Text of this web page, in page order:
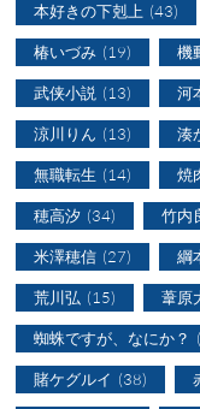
本好きの下剋上 (43)
椿いづみ (19) 機
武侠小説 (13) 河
涼川りん (13) 湊
無職転生 (14) 焼
穂高汐 (34) 竹内
米澤穂信 (27) 綱
荒川弘 (15) 葦原
蜘蛛ですが、なにか？
賭ケグルイ (38)